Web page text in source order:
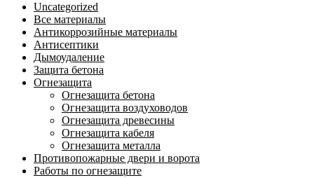
Uncategorized
Все материалы
Антикоррозийные материалы
Антисептики
Дымоудаление
Защита бетона
Огнезащита
Огнезащита бетона
Огнезащита воздуховодов
Огнезащита древесины
Огнезащита кабеля
Огнезащита металла
Противопожарные двери и ворота
Работы по огнезащите